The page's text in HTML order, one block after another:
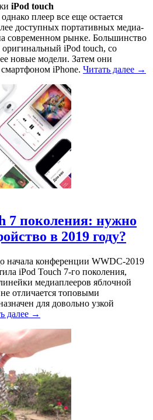
iPod touch
плеер все еще остается
доступных портативных медиа-
современном рынке. Большинство
оригинальный iPod touch, со
новые модели. Затем они
iPhone. Читать далее →
7 поколения: нужно
в 2019 году?
начала конференции WWDC-2019
iPod Touch 7-го поколения,
медиаплееров яблочной
отличается топовыми
для довольно узкой
далее →